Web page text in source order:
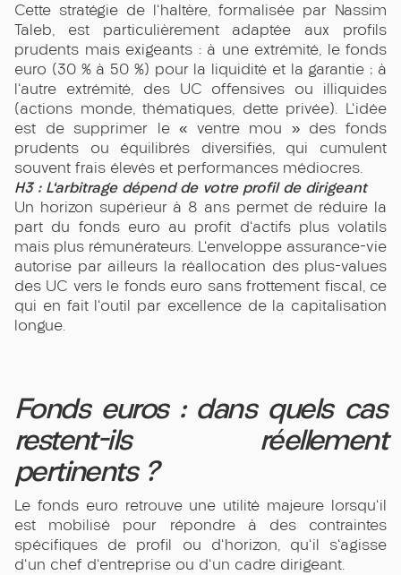
Cette stratégie de l'haltère, formalisée par Nassim
Taleb, est particulièrement adaptée aux profils
prudents mais exigeants : à une extrémité, le fonds
euro (30 % à 50 %) pour la liquidité et la garantie ; à
l'autre extrémité, des UC offensives ou illiquides
(actions monde, thématiques, dette privée). L'idée
est de supprimer le « ventre mou » des fonds
prudents ou équilibrés diversifiés, qui cumulent
souvent frais élevés et performances médiocres.
H3 : L'arbitrage dépend de votre profil de dirigeant
Un horizon supérieur à 8 ans permet de réduire la
part du fonds euro au profit d'actifs plus volatils
mais plus rémunérateurs. L'enveloppe assurance-vie
autorise par ailleurs la réallocation des plus-values
des UC vers le fonds euro sans frottement fiscal, ce
qui en fait l'outil par excellence de la capitalisation
longue.
Fonds euros : dans quels cas
restent-ils réellement
pertinents ?
Le fonds euro retrouve une utilité majeure lorsqu'il
est mobilisé pour répondre à des contraintes
spécifiques de profil ou d'horizon, qu'il s'agisse
d'un chef d'entreprise ou d'un cadre dirigeant.